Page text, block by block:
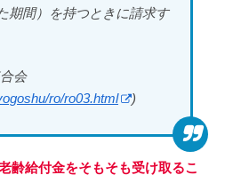
期間）を持つときに請求す
合会
ro/ro03.html
)
齢給付金をそもそも受け取るこ